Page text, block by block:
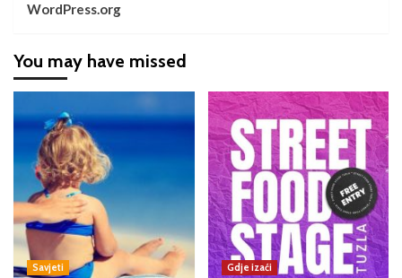
WordPress.org
You may have missed
Savjeti Gdje izaći